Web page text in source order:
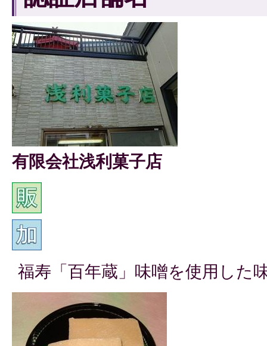
有限会社浅利菓子店
福寿「百年蔵」味噌を使用した